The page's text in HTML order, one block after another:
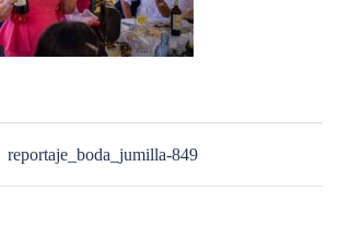
reportaje_boda_jumilla-849